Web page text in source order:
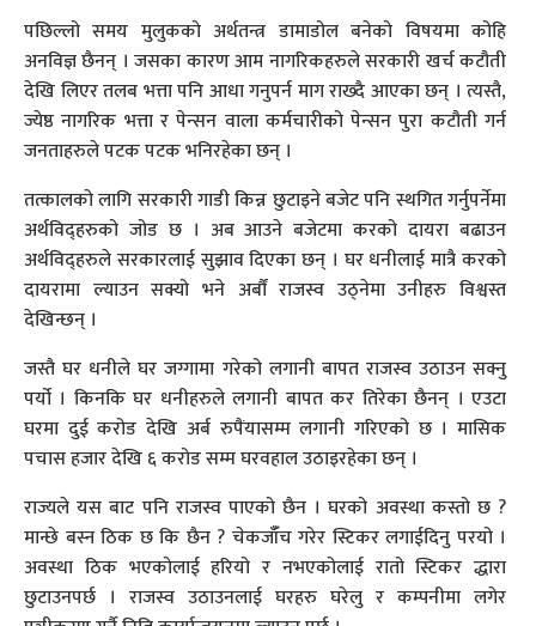
पछिल्लो समय मुलुकको अर्थतन्त्र डामाडोल बनेको विषयमा कोहि
अनविज्ञ छैनन् । जसका कारण आम नागरिकहरुले सरकारी खर्च कटौती
देखि लिएर तलब भत्ता पनि आधा गनुपर्न माग राख्दै आएका छन् । त्यस्तै,
ज्येष्ठ नागरिक भत्ता र पेन्सन वाला कर्मचारीको पेन्सन पुरा कटौती गर्न
जनताहरुले पटक पटक भनिरहेका छन् ।
तत्कालको लागि सरकारी गाडी किन्न छुटाइने बजेट पनि स्थगित गर्नुपर्नेमा
अर्थविद्हरुको जोड छ । अब आउने बजेटमा करको दायरा बढाउन
अर्थविद्हरुले सरकारलाई सुझाव दिएका छन् । घर धनीलाई मात्रै करको
दायरामा ल्याउन सक्यो भने अर्बौं राजस्व उठ्नेमा उनीहरु विश्वस्त
देखिन्छन् ।
जस्तै घर धनीले घर जग्गामा गरेको लगानी बापत राजस्व उठाउन सक्नु
पर्यो । किनकि घर धनीहरुले लगानी बापत कर तिरेका छैनन् । एउटा
घरमा दुई करोड देखि अर्ब रुपैंयासम्म लगानी गरिएको छ । मासिक
पचास हजार देखि ६ करोड सम्म घरवहाल उठाइरहेका छन् ।
राज्यले यस बाट पनि राजस्व पाएको छैन । घरको अवस्था कस्तो छ ?
मान्छे बस्न ठिक छ कि छैन ? चेकजाँँच गरेर स्टिकर लगाईदिनु परयो ।
अवस्था ठिक भएकोलाई हरियो र नभएकोलाई रातो स्टिकर द्धारा
छुटाउनपर्छ । राजस्व उठाउनलाई घरहरु घरेलु र कम्पनीमा लगेर